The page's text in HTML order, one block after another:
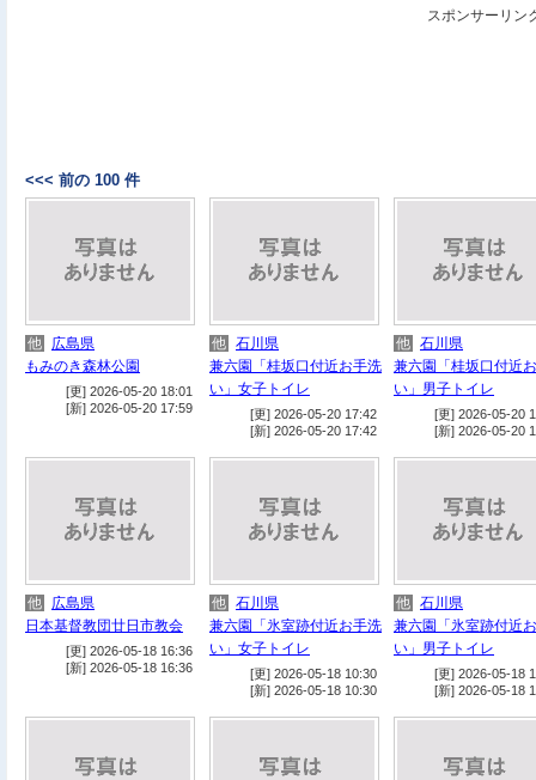
スポンサーリン
<<< 前の 100 件
他
広島県
もみのき森林公園
[更] 2026-05-20 18:01
[新] 2026-05-20 17:59
他 石川県
兼六園「桂坂口付近お手洗
い」女子トイレ
[更] 2026-05-20 17:42
[新] 2026-05-20 17:42
他 石川県
兼六園「桂坂口付近
い」男子トイレ
[更] 2026-05-20
[新] 2026-05-20
他
広島県
日本基督教団廿日市教会
[更] 2026-05-18 16:36
[新] 2026-05-18 16:36
他 石川県
兼六園「氷室跡付近お手洗
い」女子トイレ
[更] 2026-05-18 10:30
[新] 2026-05-18 10:30
他 石川県
兼六園「氷室跡付近
い」男子トイレ
[更] 2026-05-18
[新] 2026-05-18